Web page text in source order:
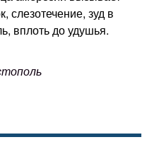
слезотечение, зуд в
вплоть до удушья.